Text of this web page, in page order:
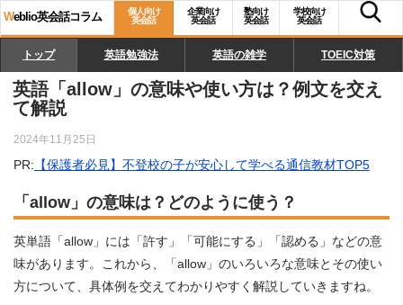
Weblio英会話コラム
個人向け
英会話
企業向け
英会話
塾向け
英会話
学校向け
英会話
トップ 英語勉強法 英語の雑学 TOEIC対策
英語「allow」の意味や使い方は？例文を交え
て解説
2024年11月25日
PR: 【保護者必見】不登校の子が安心して学べる通信教材TOP5
「allow」の意味は？どのように使う？
英単語「allow」には「許す」「可能にする」「認める」などの意
味があります。これから、「allow」のいろいろな意味とその使い
方について、具体例を交えてわかりやすく解説していきますね。